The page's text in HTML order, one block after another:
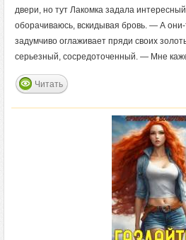
двери, но тут Лакомка задала
оборачиваюсь, вскидывая бровь. — А
задумчиво оглаживает пряди своих
серьезный, сосредоточенный. — Мне
Читать